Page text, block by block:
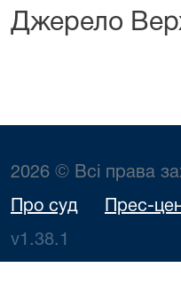
Джерело
2026 © Всі права
Про суд Прес-
v1.38.1